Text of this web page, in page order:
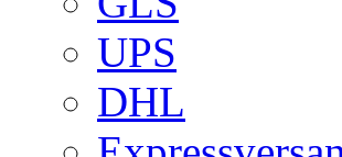
UPS
DHL